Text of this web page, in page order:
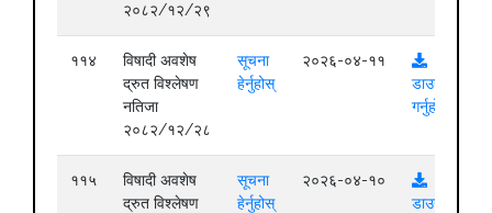
२०८२/१२/२९
११४
विषादी अवशेष
द्रुत विश्लेषण
नतिजा
२०८२/१२/२८
सूचना
हेर्नुहोस्
२०२६-०४-११
डाउनलोड
गर्नुहोस्
११५
विषादी अवशेष
द्रुत विश्लेषण
सूचना
हेर्नुहोस्
२०२६-०४-१०
डाउनलोड